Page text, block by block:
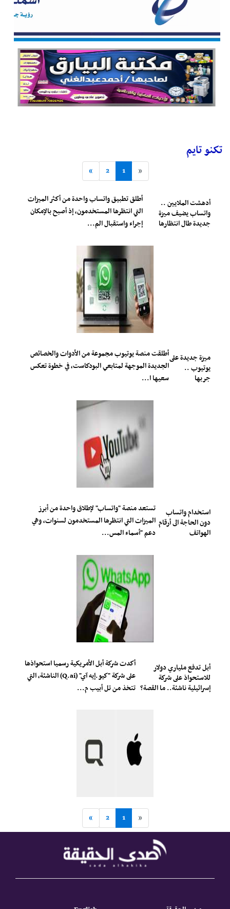
تكنو تايم
«
1
2
»
أدهشت الملايين ..
واتساب يضيف ميزة
جديدة طال انتظارها
أطلق تطبيق واتساب واحدة من أكثر الميزات
التي انتظرها المستخدمون، إذ أصبح بالإمكان
إجراء واستقبال الم...
ميزة جديدة على
يوتيوب ..
جربها
أطلقت منصة يوتيوب مجموعة من الأدوات والخصائص
الجديدة الموجهة لمتابعي البودكاست، في خطوة تعكس
سعيها ا...
استخدام واتساب
دون الحاجة الى أرقام
الهواتف
تستعد منصة "واتساب" لإطلاق واحدة من أبرز
الميزات التي انتظرها المستخدمون لسنوات، وهي
دعم "أسماء المس...
أبل تدفع ملياري دولار
للاستحواذ على شركة
إسرائيلية ناشئة.. ما القصة؟
أكدت شركة أبل الأمريكية رسميا استحواذها
على شركة "كيو.إيه آي" (Q.ai) الناشئة، التي
تتخذ من تل أبيب م...
«
1
2
»